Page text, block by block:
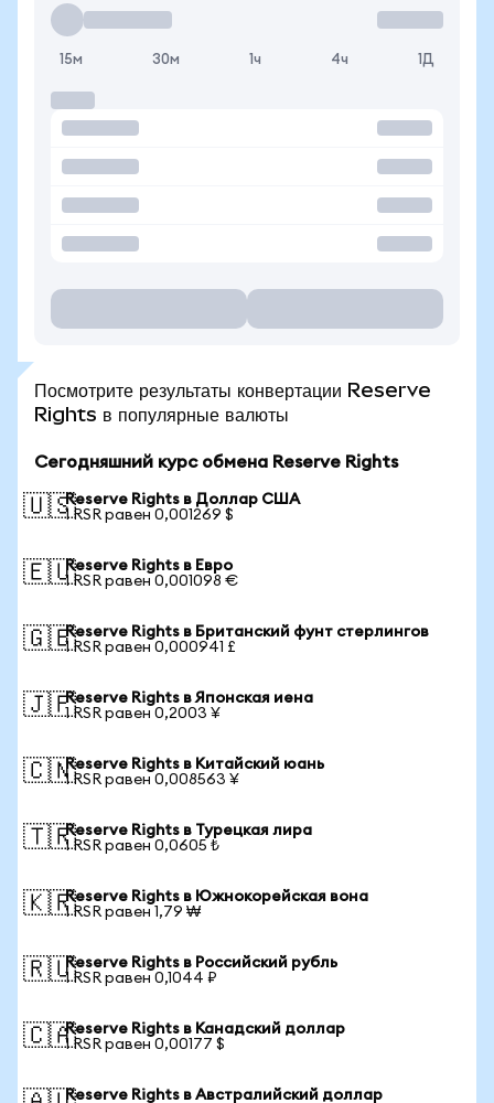
15м 30м 1ч 4ч 1Д
Посмотрите результаты конвертации Reserve
Rights в популярные валюты
Сегодняшний курс обмена Reserve Rights
🇺🇸Reserve Rights в Доллар США
1 RSR равен 0,001269 $
🇪🇺Reserve Rights в Евро
1 RSR равен 0,001098 €
🇬🇧Reserve Rights в Британский фунт стерлингов
1 RSR равен 0,000941 £
🇯🇵Reserve Rights в Японская иена
1 RSR равен 0,2003 ¥
🇨🇳Reserve Rights в Китайский юань
1 RSR равен 0,008563 ¥
🇹🇷Reserve Rights в Турецкая лира
1 RSR равен 0,0605 ₺
🇰🇷Reserve Rights в Южнокорейская вона
1 RSR равен 1,79 ₩
🇷🇺Reserve Rights в Российский рубль
1 RSR равен 0,1044 ₽
🇨🇦Reserve Rights в Канадский доллар
1 RSR равен 0,00177 $
Reserve Rights в Австралийский доллар